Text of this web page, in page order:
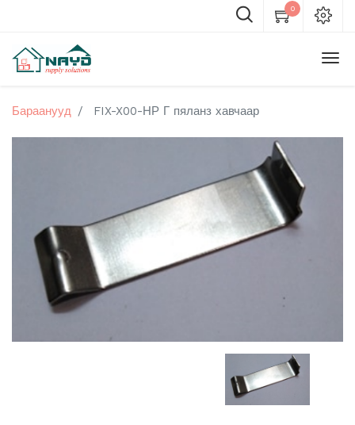
0
Бараанууд FIX-X00-НР Г пяланз хавчаар